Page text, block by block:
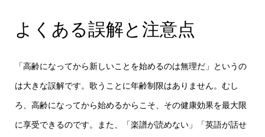
よくある誤解と注意点
「高齢になってから新しいことを始めるのは無理だ」というの
は大きな誤解です。歌うことに年齢制限はありません。むし
ろ、高齢になってから始めるからこそ、その健康効果を最大限
に享受できるのです。また、「楽譜が読めない」「英語が話せ